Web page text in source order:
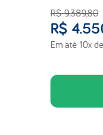
R$ 9.389,80
R$ 4.
Em até10x de